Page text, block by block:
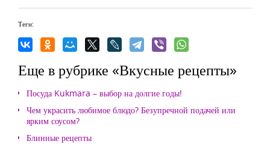
Теги:
Еще в рубрике «Вкусные рецепты»
Посуда Kukmara – выбор на долгие годы!
Чем украсить любимое блюдо? Безупречной подачей или
ярким соусом?
Блинные рецепты